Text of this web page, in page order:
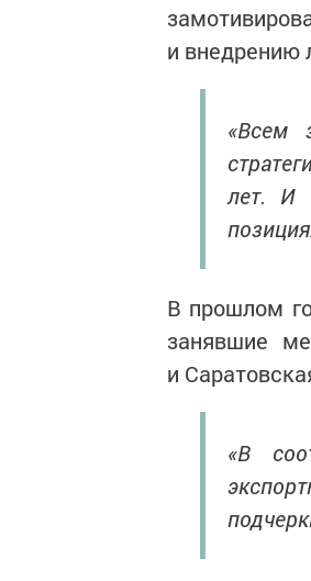
и внедрению
«Всем
лет. И
В прошлом
занявшие
и
«В